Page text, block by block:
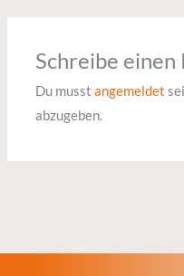
Schreibe
Du musstangemeldet
abzugeben.